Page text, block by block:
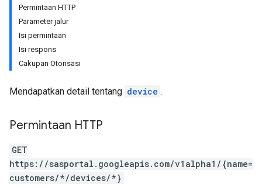
Permintaan HTTP
Parameter jalur
Isi permintaan
Isi respons
Cakupan Otorisasi
Mendapatkan detail tentang device .
Permintaan HTTP
GET
https://sasportal.googleapis.com/v1alpha1/{name=
customers/*/devices/*}